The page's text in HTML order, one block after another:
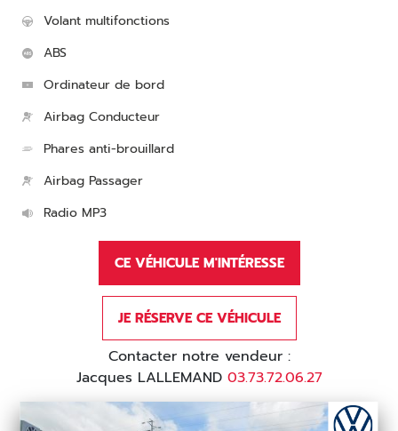
Volant multifonctions
ABS
Ordinateur de bord
Airbag Conducteur
Phares anti-brouillard
Airbag Passager
Radio MP3
CE VÉHICULE M'INTÉRESSE
JE RÉSERVE CE VÉHICULE
Contacter notre vendeur :
Jacques LALLEMAND 03.73.72.06.27